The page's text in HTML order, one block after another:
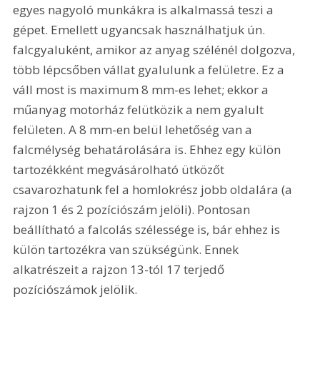
egyes nagyoló munkákra is alkalmassá teszi a
gépet. Emellett ugyancsak használhatjuk ún.
falcgyaluként, amikor az anyag szélénél dolgozva,
több lépcsőben vállat gyalulunk a felületre. Ez a
váll most is maximum 8 mm-es lehet; ekkor a
műanyag motorház felütközik a nem gyalult
felületen. A 8 mm-en belül lehetőség van a
falcmélység behatárolására is. Ehhez egy külön
tartozékként megvásárolható ütközőt
csavarozhatunk fel a homlokrész jobb oldalára (a
rajzon 1 és 2 pozíciószám jelöli). Pontosan
beállítható a falcolás szélessége is, bár ehhez is
külön tartozékra van szükségünk. Ennek
alkatrészeit a rajzon 13-tól 17 terjedő
pozíciószámok jelölik.